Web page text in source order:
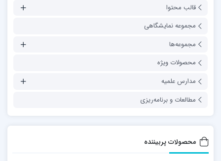
قالب محتوا
مجموعه نمایشگاهی
مجموعه‌ها
محصولات ویژه
مدارس علمیه
مطالعات و برنامه‌ریزی
محصولات پربیننده